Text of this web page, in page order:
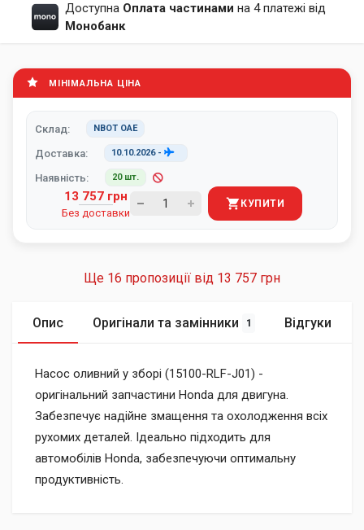
Доступна Оплата частинами на 4 платежі від
Монобанк
МІНІМАЛЬНА ЦІНА
Склад: NBOT ОАЕ
Доставка: 10.10.2026-
Наявність: 20 шт.
13 757 грн
Без доставки
КУПИТИ
Ще 16 пропозиції від 13 757 грн
Опис Оригінали та замінники 1 Відгуки
Насос оливний у зборі (15100-RLF-J01) -
оригінальний запчастини Honda для двигуна.
Забезпечує надійне змащення та охолодження всіх
рухомих деталей. Ідеально підходить для
автомобілів Honda, забезпечуючи оптимальну
продуктивність.